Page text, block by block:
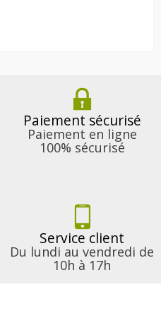
Paiement sécurisé
Paiement en ligne
100% sécurisé
Service client
Du lundi au vendredi de
10h à 17h